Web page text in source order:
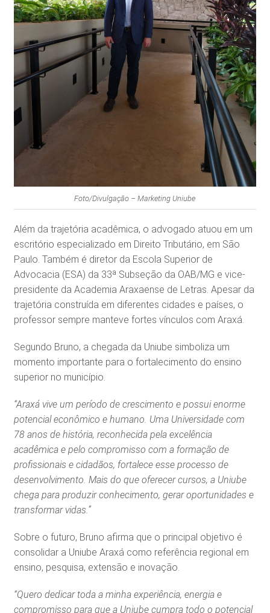
Foto/Divulgação – Marketing Uniube
Além da trajetória acadêmica, o advogado atuou em um
escritório especializado em Direito Tributário, em São
Paulo. Também é diretor da Escola Superior de
Advocacia (ESA) da 33ª Subseção da OAB/MG e vice-
presidente da Academia Araxaense de Letras. Apesar da
trajetória construída em diferentes cidades e países, o
professor sempre manteve fortes vínculos com Araxá.
Segundo Bruno, a chegada da Uniube simboliza um
momento importante para o fortalecimento do ensino
superior no município.
“Araxá vive um período de crescimento e possui enorme
potencial econômico e humano. Uma Universidade com
78 anos de história, reconhecida pela excelência
acadêmica e pelo compromisso com a formação de
profissionais e cidadãos, fortalece esse processo de
desenvolvimento. Mais do que oferecer cursos, a Uniube
chega para produzir conhecimento, gerar oportunidades e
transformar vidas.”
Sobre o futuro, Bruno afirma que o principal objetivo é
consolidar a Uniube Araxá como referência regional em
ensino, pesquisa, extensão e inovação.
“Quero dedicar toda a minha experiência, energia e
compromisso para que a Uniube cumpra todo o potencial